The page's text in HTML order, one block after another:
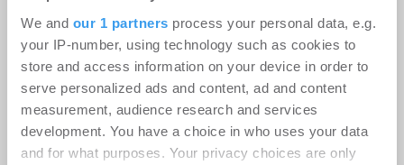
We and our 1 partners process your personal data, e.g.
your IP-number, using technology such as cookies to
store and access information on your device in order to
serve personalized ads and content, ad and content
measurement, audience research and services
development. You have a choice in who uses your data
and for what purposes. Your privacy choices are only
Ingeborg-Warschke-Nachwuchspreis
2026 – Bewerbung bis 2. August
möglich – Bundesbauministerin
Verena Hubertz abermals